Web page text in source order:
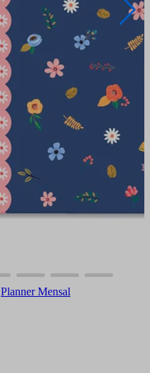
Planner Mensal